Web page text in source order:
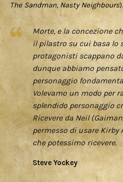
The Sandman, Nasty Neighbours
Morte, e la concezione
il pilastro su cui basa lo
protagonisti scappano
dunque abbiamo
personaggio
Volevamo un modo per
splendido personaggio
Ricevere da Neil
permesso di usare
che potessimo ricevere.
Steve Yockey